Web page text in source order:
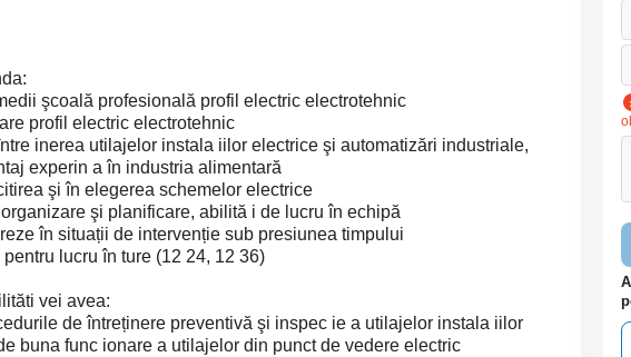
şcoală profesională profil electric electrotehnic
profil electric electrotehnic
inerea utilajelor instala iilor electrice şi automatizări industriale,
experin a în industria alimentară
şi în elegerea schemelor electrice
şi planificare, abilită i de lucru în echipă
în situații de intervenție sub presiunea timpului
lucru în ture (12 24, 12 36)
vei avea:
de întreținere preventivă şi inspec ie a utilajelor instala iilor
buna func ionare a utilajelor din punct de vedere electric